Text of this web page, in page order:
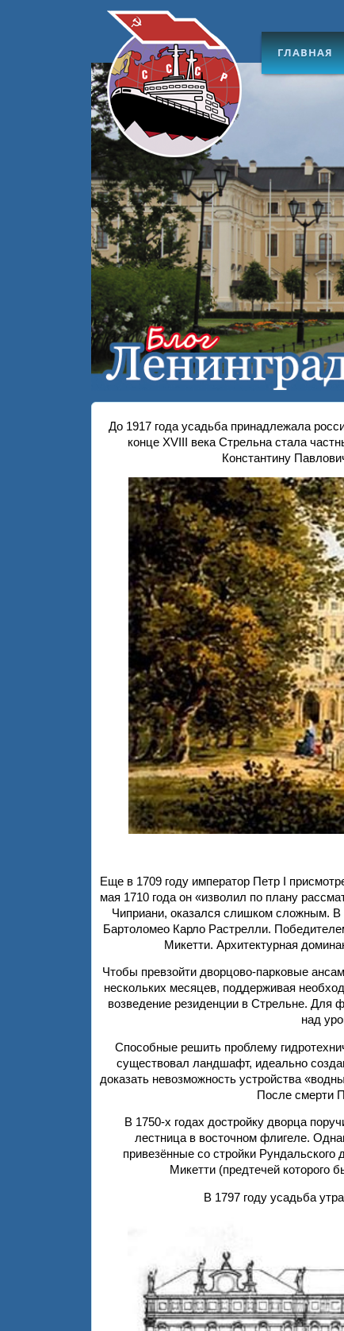
ГЛАВНАЯ
До 1917 года усадьба принадлежала
конце XVIII века Стрельна стала
Константину
Еще в 1709 году император Петр I
мая 1710 года он «изволил по плану
Чиприани, оказался слишком сложным.
Бартоломео Карло Растрелли.
Микетти. Архитектурная
Чтобы превзойти дворцово-парковые
нескольких месяцев, поддерживая
возведение резиденции в Стрельне. Для
над
Способные решить проблему
существовал ландшафт, идеально
доказать невозможность устройства
После смерти
В 1750-х годах достройку дворца
лестница в восточном флигеле.
привезённые со стройки
Микетти (предтечей которого
В 1797 году усадьба